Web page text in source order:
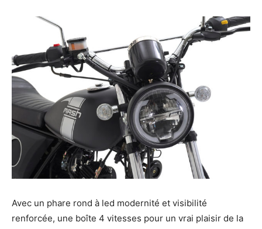
Avec un phare rond à led modernité et visibilité
renforcée, une boîte 4 vitesses pour un vrai plaisir de la